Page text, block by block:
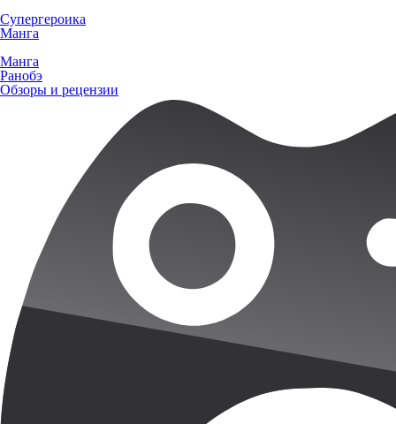
Супергероика
Манга
Манга
Ранобэ
Обзоры и рецензии